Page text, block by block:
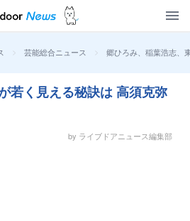
> 芸能総合ニュース > 郷ひろみ、稲葉浩志、
若く見える秘訣は 高須克弥
by ライブドアニュース編集部